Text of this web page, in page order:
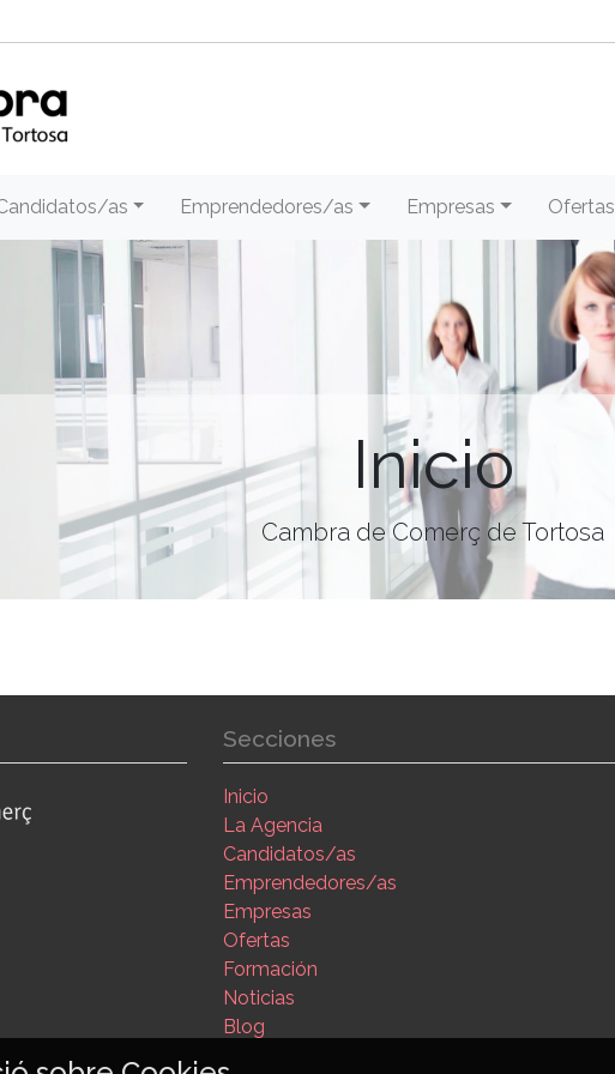
as Emprendedores/as Empresas Ofertas
Inicio
Cambra de Comerç de Tortosa
Secciones
Inicio
La Agencia
Candidatos/as
Emprendedores/as
Empresas
Ofertas
Formación
Noticias
Blog